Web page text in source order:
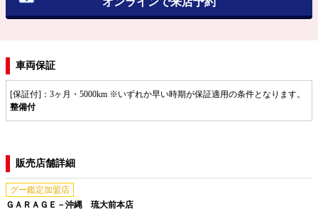
車両保証
[保証付]：3ヶ月・5000km ※いずれか早い時期が保証適用の条件となります。
整備付
販売店舗詳細
グー鑑定加盟店
ＧＡＲＡＧＥ－沖縄 琉大前本店